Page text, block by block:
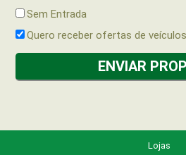
Sem Entrada
Quero receber ofertas de
Lojas